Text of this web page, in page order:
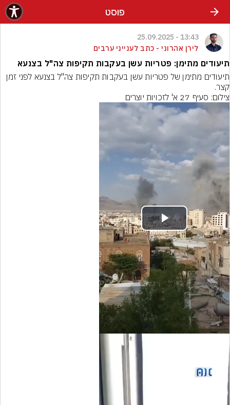
פוסט
13:43 - 25.09.2025
לירן אהרוני - כתב לענייני ערבים
תיעודים מתימן: פטריות עשן בעקבות תקיפות צה"ל בצנעא
קצר.
צילום: סעיף 27 א' לזכויות יוצרים
Play
Video